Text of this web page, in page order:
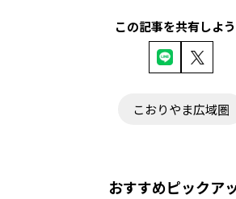
この記事を共有しよう
こおりやま広域圏
おすすめピックア